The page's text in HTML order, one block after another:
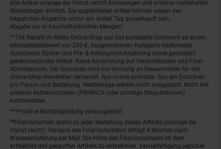
Alle Artikel solange der Vorrat reicht! Änderungen und Irrtümer vorbehalten.
Abbildungen ähnlich. Die abgebildeten Artikel können wegen des
begrenzten Angebots schon am ersten Tag ausverkauft sein.
Abgabe nur in haushaltsüblichen Mengen!
**15€ Rabatt im Netto Online-Shop auf das komplette Sortiment ab einem
Mindestbestellwert von 200 €. Ausgenommen: Kategorie Multimedia,
Gutscheine, Bücher und Pre- & Anfangsmilchnahrung sowie gesondert
gekennzeichnete Artikel. Keine Anrechnung auf Versandkosten und Filial-
Abholservices. Der Gutschein wird nur einmalig an Neuanmelder für den
Online-Shop-Newsletter versendet. Nur online einlösbar. Nur ein Gutschein
pro Person und Bestellung. Restbeträge werden nicht ausgezahlt. Nicht mit
anderen Aktionsvorteilen (PAYBACK oder sonstige Shop-Aktionen)
kombinierbar.
***Positive Bonitätsprüfung vorausgesetzt
²⁰Filial-Gutschein gratis zu jeder Bestellung dieses Artikels (solange der
Vorrat reicht). Versand des Filial-Gutscheins erfolgt 4 Wochen nach
Warenanlieferung per Mail. Die Höhe des Filial-Gutscheins ist dem
Artikelbild des gekauften Artikels zu entnehmen. Vervielfältigung jeglicher